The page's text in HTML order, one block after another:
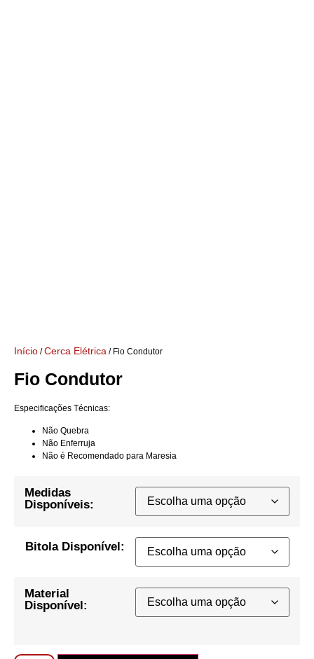
Início /Cerca Elétrica / Fio Condutor
Fio Condutor
Especificações Técnicas:
Não Quebra
Não Enferruja
Não é Recomendado para Maresia
Medidas
Disponíveis:
Bitola Disponível:
Material
Disponível: